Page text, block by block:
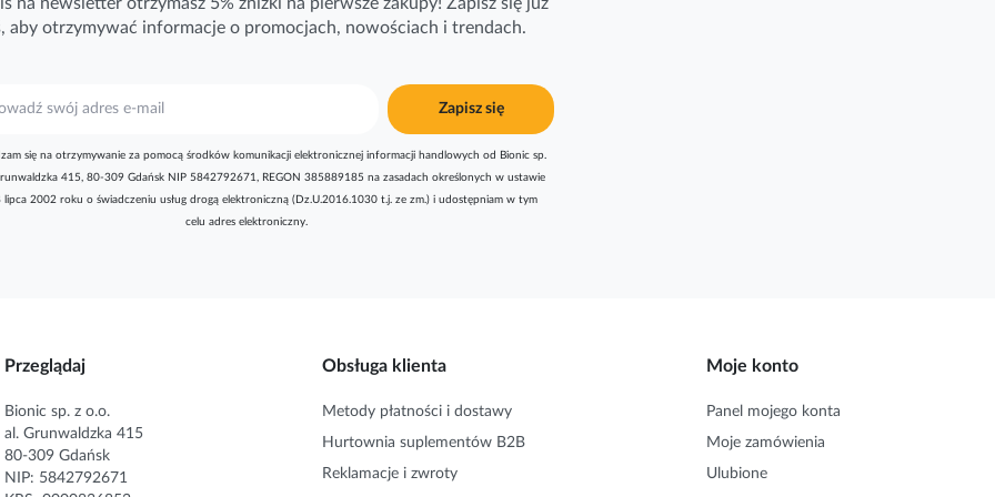
aby otrzymywać informacje o promocjach, nowościach i trendach.
Zapisz się
się na otrzymywanie za pomocą środków komunikacji elektronicznej informacji handlowych od Bionic sp.
415, 80-309 Gdańsk NIP 5842792671, REGON 385889185 na zasadach określonych w ustawie
lipca 2002 roku o świadczeniu usług drogą elektroniczną (Dz.U.2016.1030 t.j. ze zm.) i udostępniam w tym
celu adres elektroniczny.
Przeglądaj
Bionic sp. z o.o.
al. Grunwaldzka 415
80-309 Gdańsk
NIP: 5842792671
Obsługa klienta
Metody płatności i dostawy
Hurtownia suplementów B2B
Reklamacje i zwroty
Moje konto
Panel mojego konta
Moje zamówienia
Ulubione